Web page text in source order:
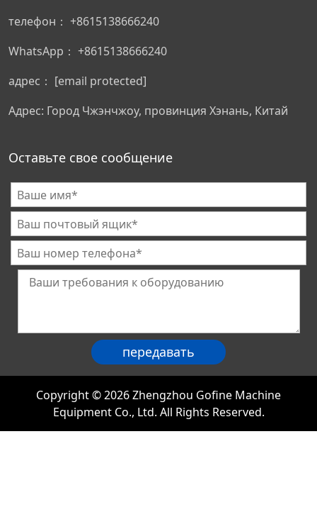
телефон： +8615138666240
WhatsApp： +8615138666240
адрес： [email protected]
Адрес: Город Чжэнчжоу, провинция Хэнань, Китай
Оставьте свое сообщение
Copyright © 2026 Zhengzhou Gofine Machine
Equipment Co., Ltd. All Rights Reserved.